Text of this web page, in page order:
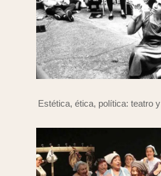
Estética, ética, política: teatro